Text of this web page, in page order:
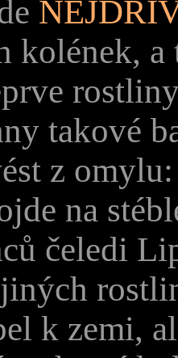
kolének, a
takové
z
na
čeledi
k zemi,